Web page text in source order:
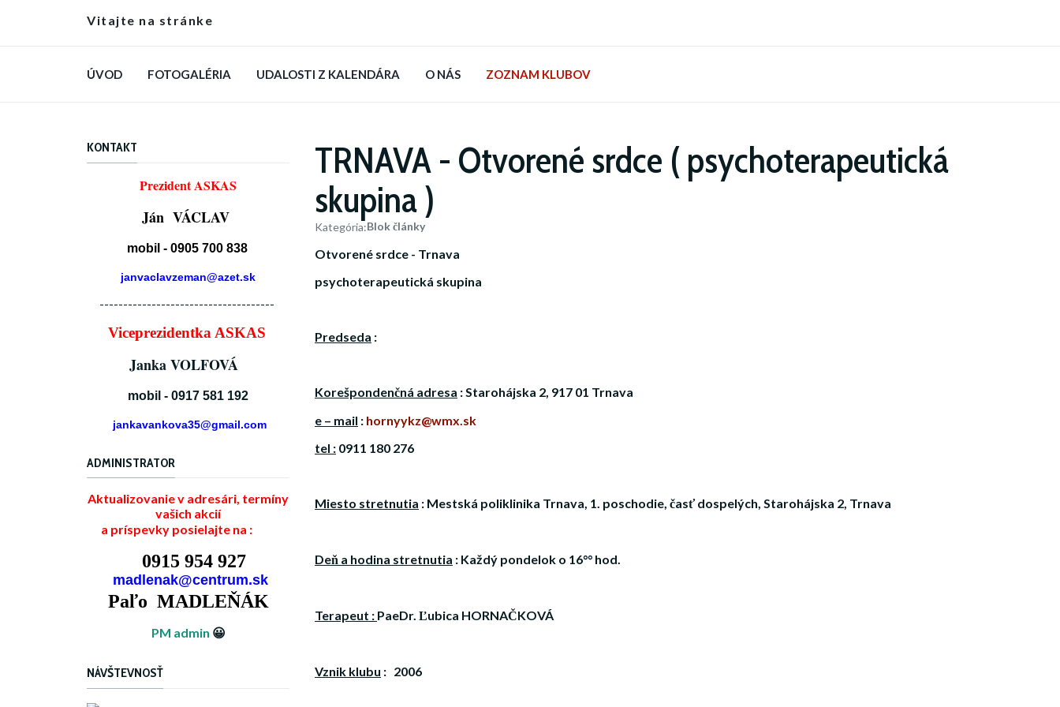
Vitajte na stránke
ÚVOD FOTOGALÉRIA UDALOSTI Z KALENDÁRA O NÁS ZOZNAM KLUBOV
TRNAVA - Otvorené srdce ( psychoterapeutická
skupina )
Kategória:Blok články
Otvorené srdce - Trnava
psychoterapeutická skupina
Predseda :
Korešpondenčná adresa : Starohájska 2, 917 01 Trnava
e – mail : hornyykz@wmx.sk
tel : 0911 180 276
Miesto stretnutia : Mestská poliklinika Trnava, 1. poschodie, časť dospelých, Starohájska 2, Trnava
Deň a hodina stretnutia : Každý pondelok o 16°° hod.
Terapeut : PaeDr. Ľubica HORNAČKOVÁ
Vznik klubu : 2006
KONTAKT
Prezident ASKAS
Ján VÁCLAV
mobil - 0905 700 838
janvaclavzeman@azet.sk
-------------------------------------
Viceprezidentka ASKAS
Janka VOLFOVÁ
mobil - 0917 581 192
jankavankova35@gmail.com
ADMINISTRATOR
Aktualizovanie v adresári, termíny
vašich akcií
a príspevky posielajte na :
0915 954 927
madlenak@centrum.sk
Paľo MADLEŇÁK
PM admin 😀
NÁVŠTEVNOSŤ